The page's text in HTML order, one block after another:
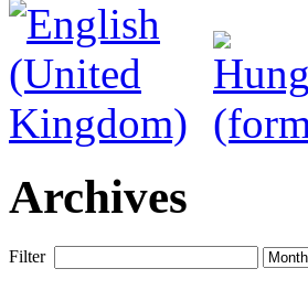
Archives
Filter